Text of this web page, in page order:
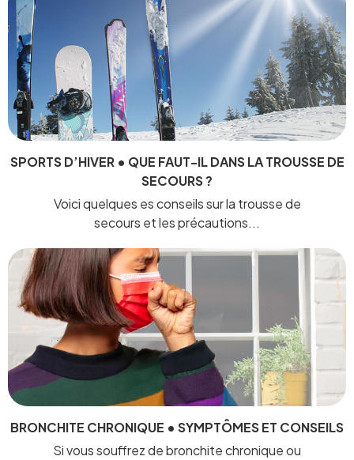
SPORTS D’HIVER • QUE FAUT-IL DANS LA TROUSSE DE
SECOURS ?
Voici quelques es conseils sur la trousse de
secours et les précautions...
BRONCHITE CHRONIQUE • SYMPTÔMES ET CONSEILS
Si vous souffrez de bronchite chronique ou